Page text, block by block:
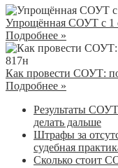
Упрощённая СОУТ с 1
Подробнее »
Как провести СОУТ:
Подробнее »
Результаты
делать дальше
Штрафы за
судебная
Сколько стоит